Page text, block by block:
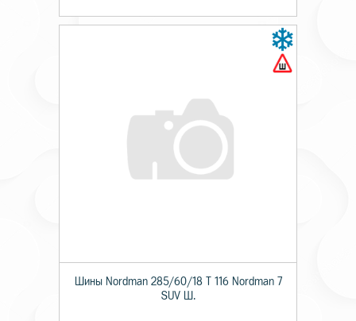
Шины Nordman 285/60/18 T 116 Nordman 7
SUV Ш.